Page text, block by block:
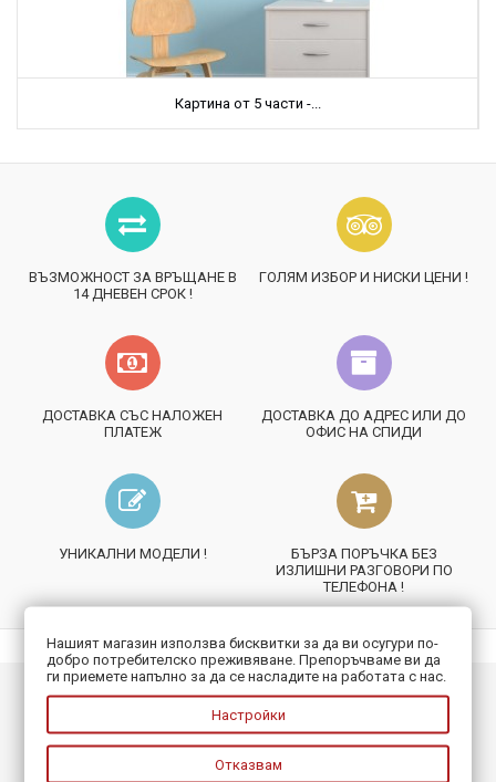
Картина от 5 части -...
ВЪЗМОЖНОСТ ЗА ВРЪЩАНЕ В
14 ДНЕВЕН СРОК !
ГОЛЯМ ИЗБОР И НИСКИ ЦЕНИ !
ДОСТАВКА СЪС НАЛОЖЕН
ПЛАТЕЖ
ДОСТАВКА ДО АДРЕС ИЛИ ДО
ОФИС НА СПИДИ
УНИКАЛНИ МОДЕЛИ !
БЪРЗА ПОРЪЧКА БЕЗ
ИЗЛИШНИ РАЗГОВОРИ ПО
ТЕЛЕФОНА !
ИНФОРМАЦИЯ
ПОЛЕЗНО
Нашият магазин използва бисквитки за да ви осугури по-
добро потребителско преживяване. Препоръчваме ви да
ги приемете напълно за да се насладите на работата с нас.
Настройки
Отказвам